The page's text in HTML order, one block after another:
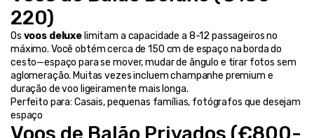
220)
Os voos deluxe limitam a capacidade a 8-12 passageiros no
máximo. Você obtém cerca de 150 cm de espaço na borda do
cesto—espaço para se mover, mudar de ângulo e tirar fotos sem
aglomeração. Muitas vezes incluem champanhe premium e
duração de voo ligeiramente mais longa.
Perfeito para: Casais, pequenas famílias, fotógrafos que desejam
espaço